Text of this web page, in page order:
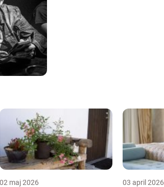
02 maj 2026 03 april 2026